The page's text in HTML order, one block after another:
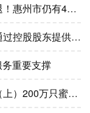
值得信任的配资 部分河流洪水已退！惠州市仍有4条河洪水预警中
金股配资 江苏东方盛虹独立董事通过控股股东提供借款关联交易议案
重要支撑
股票如何开杠杆 蜜蜂中毒的警示（上）200万只蜜蜂，殒命在杀虫时节